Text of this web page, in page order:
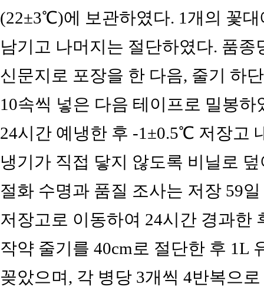
(22±3℃)에 보관하였다. 1개의 꽃
남기고 나머지는 절단하였다. 품
신문지로 포장을 한 다음, 줄기 하
10속씩 넣은 다음 테이프로 밀봉
24시간 예냉한 후 -1±0.5℃ 저장고
냉기가 직접 닿지 않도록 비닐로
절화 수명과 품질 조사는 저장 59
저장고로 이동하여 24시간 경과한
작약 줄기를 40cm로 절단한 후 1L
꽂았으며, 각 병당 3개씩 4반복으